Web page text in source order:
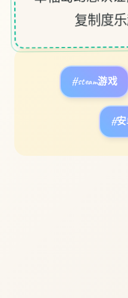
复制度
#steam游戏
#